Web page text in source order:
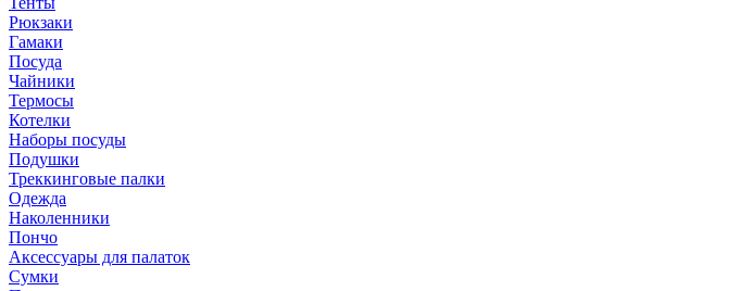
Рюкзаки
Гамаки
Посуда
Чайники
Термосы
Котелки
Наборы посуды
Подушки
Треккинговые палки
Одежда
Наколенники
Пончо
Аксессуары для палаток
Сумки